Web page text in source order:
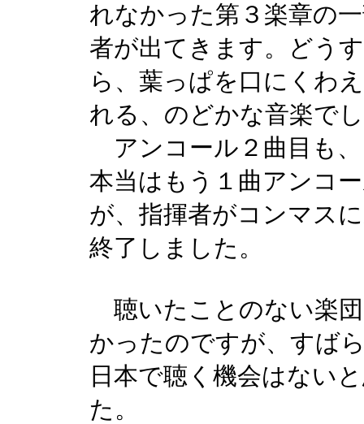
れなかった第３楽章の
者が出てきます。どう
ら、葉っぱを口にくわ
れる、のどかな音楽で
アンコール２曲目も
本当はもう１曲アンコ
が、指揮者がコンマス
終了しました。
聴いたことのない楽
かったのですが、すば
日本で聴く機会はない
た。